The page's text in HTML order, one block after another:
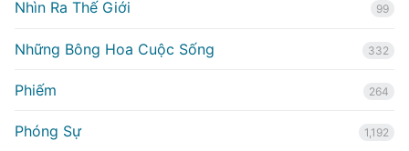
Nhìn Ra Thế Giới 99
Những Bông Hoa Cuộc Sống 332
Phiếm 264
Phóng Sự 1,192